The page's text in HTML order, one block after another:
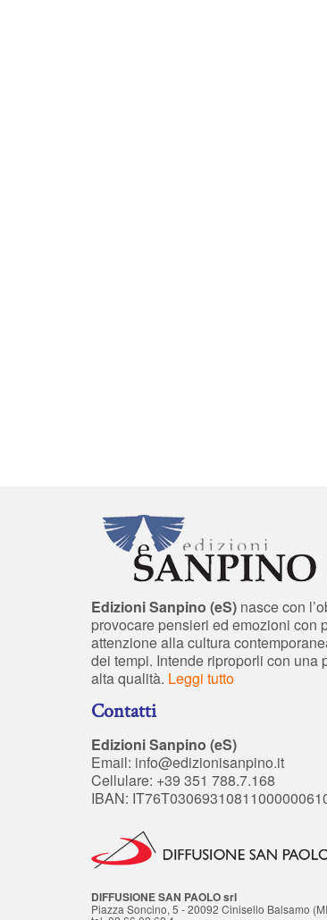
Edizioni Sanpino (eS) nasce con
provocare pensieri ed emozioni con
attenzione alla cultura
dei tempi. Intende riproporli con una
alta qualità. Leggi tutto
Contatti
Edizioni Sanpino (eS)
Email: info@edizionisanpino.it
Cellulare: +39 351 788.7.168
IBAN:
DIFFUSIONE SAN PAOLO srl
Piazza Soncino, 5 - 20092 Cinisello Balsamo